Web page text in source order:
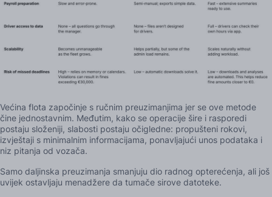
Većina flota započinje s ručnim preuzimanjima jer se ove metode
čine jednostavnim. Međutim, kako se operacije šire i rasporedi
postaju složeniji, slabosti postaju očigledne: propušteni rokovi,
izvještaji s minimalnim informacijama, ponavljajući unos podataka i
niz pitanja od vozača.
Samo daljinska preuzimanja smanjuju dio radnog opterećenja, ali još
uvijek ostavljaju menadžere da tumače sirove datoteke.